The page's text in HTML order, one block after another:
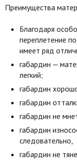
Преимущества
Благодаря
переплетение
имеет ряд
габардин —
легкий;
габардин
габардин
габардин не
габардин
следовательно,
габардин не